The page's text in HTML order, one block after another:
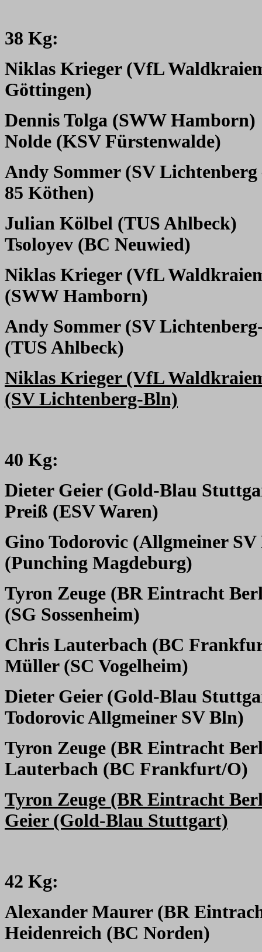
38 Kg:
Niklas Krieger (VfL
Göttingen)
Dennis Tolga (SWW Hamborn)
Nolde (KSV Fürstenwalde)
Andy Sommer (SV
85 Köthen)
Julian Kölbel (TUS Ahlbeck)
Tsoloyev (BC Neuwied)
Niklas Krieger (VfL
(SWW Hamborn)
Andy Sommer (SV
(TUS Ahlbeck)
Niklas Krieger (VfL
(SV Lichtenberg-Bln)
40 Kg:
Dieter Geier (Gold-Blau
Preiß (ESV Waren)
Gino Todorovic (Allgmeiner SV
(Punching Magdeburg)
Tyron Zeuge (BR Eintracht
(SG Sossenheim)
Chris Lauterbach (BC
Müller (SC Vogelheim)
Dieter Geier (Gold-Blau
Todorovic Allgmeiner SV Bln)
Tyron Zeuge (BR Eintracht
Lauterbach (BC Frankfurt/O)
Tyron Zeuge (BR Eintracht
Geier (Gold-Blau Stuttgart)
42 Kg:
Alexander Maurer (BR
Heidenreich (BC Norden)